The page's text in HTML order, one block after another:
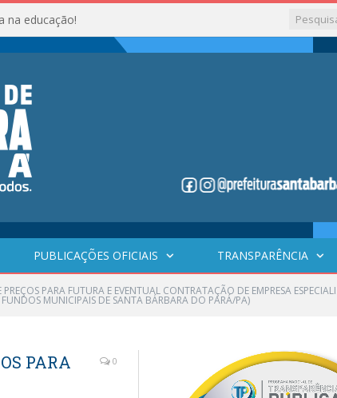
na educação!
PUBLICAÇÕES OFICIAIS TRANSPARÊNCIA
PARA FUTURA E EVENTUAL CONTRATAÇÃO DE EMPRESA
FUNDOS MUNICIPAIS DE SANTA BÁRBARA DO PARÁ/PA)
PARA
0